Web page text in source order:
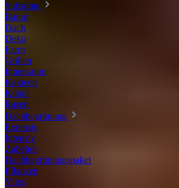
Substrate
Baum
Dach
Deko
Farm
Grillen
Innenraum
Kakteen
Kübel
Rasen
Dachbegrünung
Extensiv
Intensiv
Zubehör
Dachbegrünungspaket
Pflanzen
Vlies